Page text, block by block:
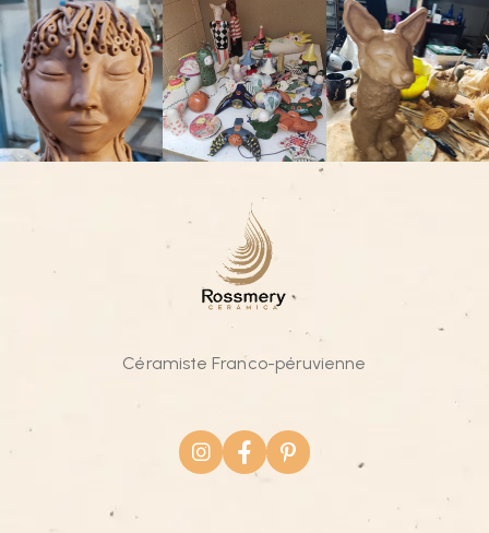
Céramiste Franco-péruvienne